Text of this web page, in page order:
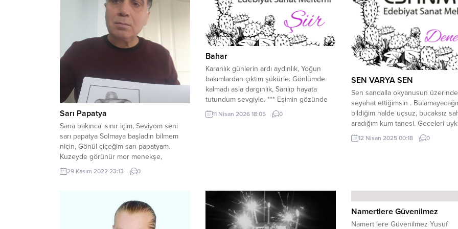
Sarı Papatya
Sana bakınca ısınır içim, Seviyom seni
sarı papatya Solmaya başladın bilmem
niçin, Gönül çiçeğim sarı papatyam.
Kuzeyde görünür mor menekşe,
Gönüllere verselerde neşe, Benzemiyor
senin kadar güneşe, Gönül çiçeğim sarı
Sultan ben ise paşa, Gönül çiçeğim sarı
29 Kasım 2022 23:13 0
Bahar
​Karanlık günlerin ardı aydınlık, Yoğun
bakımlardan çıktım şükürle. Gönlümde
kalmadı asla dargınlık, Sarılıp hayata
tutundum sevgiyle. *** ​Eşimin gözünde
buldum kendimi, Yine o bakışlar yıktı
bendimi. Aştım zorlukları, yendim derdimi,
11 Nisan 2026 18:05 0
SEN VARYA SEN
Sen sandalla okyanusun üzerinde
seyahat ettiğimsin .
bildiğim halde uçsuz, bucaksız
aradığım kum tanesi. Geceleri
daldırmayanım…Sen var ya sen!
buz gibi sokakları, cıplak ayakla
12 Nisan 2025 00:18 0
Namertlere Güvenilmez
Namert lere Güvenilmez Yusuf